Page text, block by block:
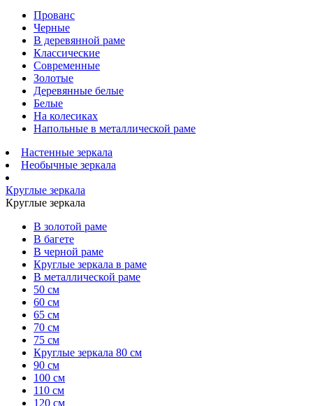
Прованс
Черные
В деревянной раме
Классические
Современные
Золотые
Деревянные белые
Белые
На колесиках
Напольные в металлической раме
Настенные зеркала
Необычные зеркала
Круглые зеркала
Круглые зеркала
В золотой раме
В багете
В черной раме
Круглые зеркала в раме
В металлической раме
50 см
60 см
65 см
70 см
75 см
Круглые зеркала 80 см
90 см
100 см
110 см
120 см